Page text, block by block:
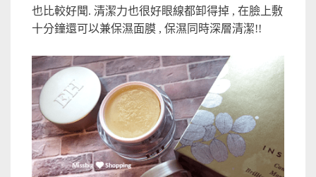
也比較好聞. 清潔力也很好眼線都卸得掉 , 在臉上敷
十分鐘還可以兼保濕面膜 , 保濕同時深層清潔!!